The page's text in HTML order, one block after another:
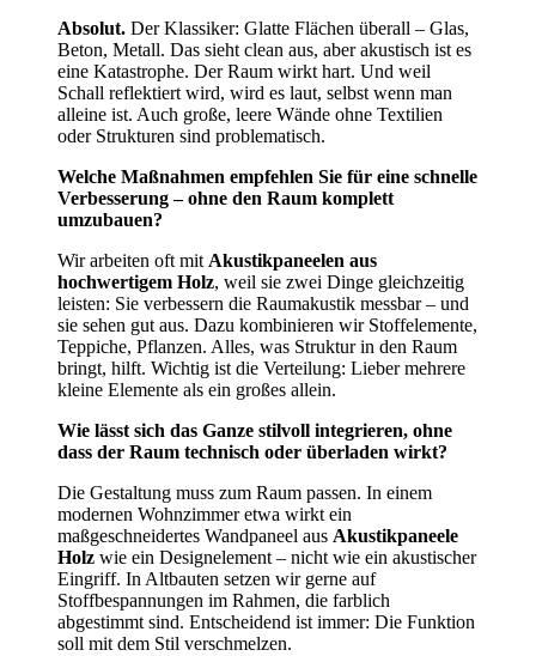
Absolut. Der Klassiker: Glatte Flächen überall – Glas,
Beton, Metall. Das sieht clean aus, aber akustisch ist es
eine Katastrophe. Der Raum wirkt hart. Und weil
Schall reflektiert wird, wird es laut, selbst wenn man
alleine ist. Auch große, leere Wände ohne Textilien
oder Strukturen sind problematisch.
Welche Maßnahmen empfehlen Sie für eine schnelle
Verbesserung – ohne den Raum komplett
umzubauen?
Wir arbeiten oft mit Akustikpaneelen aus
hochwertigem Holz, weil sie zwei Dinge gleichzeitig
leisten: Sie verbessern die Raumakustik messbar – und
sie sehen gut aus. Dazu kombinieren wir Stoffelemente,
Teppiche, Pflanzen. Alles, was Struktur in den Raum
bringt, hilft. Wichtig ist die Verteilung: Lieber mehrere
kleine Elemente als ein großes allein.
Wie lässt sich das Ganze stilvoll integrieren, ohne
dass der Raum technisch oder überladen wirkt?
Die Gestaltung muss zum Raum passen. In einem
modernen Wohnzimmer etwa wirkt ein
maßgeschneidertes Wandpaneel aus Akustikpaneele
Holz wie ein Designelement – nicht wie ein akustischer
Eingriff. In Altbauten setzen wir gerne auf
Stoffbespannungen im Rahmen, die farblich
abgestimmt sind. Entscheidend ist immer: Die Funktion
soll mit dem Stil verschmelzen.